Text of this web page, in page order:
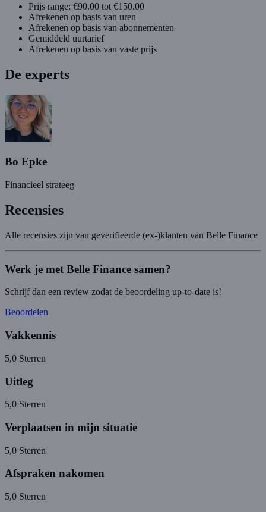
Prijs range: €90.00 tot €150.00
Afrekenen op basis van uren
Afrekenen op basis van abonnementen
Gemiddeld uurtarief
Afrekenen op basis van vaste prijs
De experts
Bo Epke
Financieel strateeg
Recensies
Alle recensies zijn van geverifieerde (ex-)klanten van Belle Finance
Werk je met Belle Finance samen?
Schrijf dan een review zodat de beoordeling up-to-date is!
Beoordelen
Vakkennis
5,0 Sterren
Uitleg
5,0 Sterren
Verplaatsen in mijn situatie
5,0 Sterren
Afspraken nakomen
5,0 Sterren